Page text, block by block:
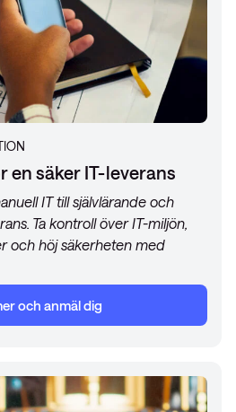
en säker IT-leverans
IT till självlärande och
Ta kontroll över IT-miljön,
och höj säkerheten med
och anmäl dig